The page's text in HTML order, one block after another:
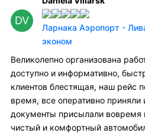
DV
Ларнака Аэропорт -
эконом
Великолепно организована
доступно и информативно,
клиентов блестящая, наш рейс
время, все оперативно приняли
документы присылали вовремя
чистый и комфортный